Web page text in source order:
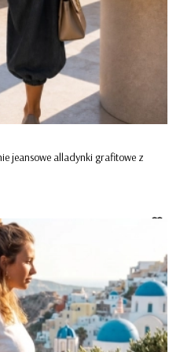
jeansowe alladynki grafitowe z